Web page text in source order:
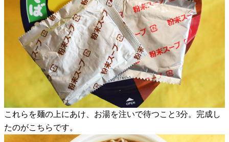
これらを麺の上にあけ、お湯を注いで待つこと3分。完成し
たのがこちらです。